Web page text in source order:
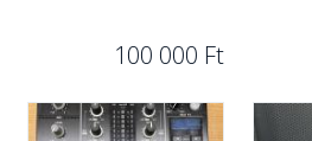
100 000 Ft